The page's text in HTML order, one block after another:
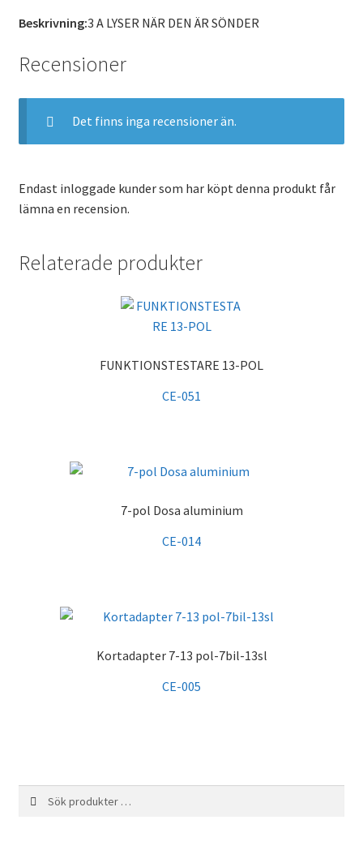
Beskrivning:3 A LYSER NÄR DEN ÄR SÖNDER
Recensioner
Det finns inga recensioner än.
Endast inloggade kunder som har köpt denna produkt får
lämna en recension.
Relaterade produkter
FUNKTIONSTESTARE 13-POL
CE-051
7-pol Dosa aluminium
CE-014
Kortadapter 7-13 pol-7bil-13sl
CE-005